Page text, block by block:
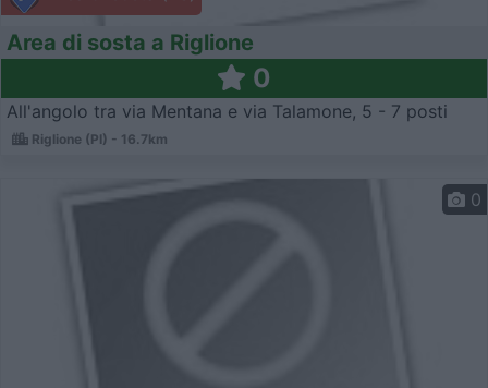
Area di sosta a Riglione
0
All'angolo tra via Mentana e via Talamone, 5 - 7 posti
Riglione (PI) - 16.7km
0